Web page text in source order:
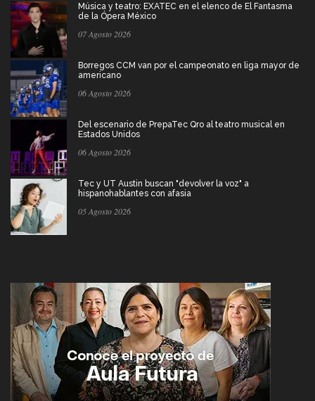
Música y teatro: EXATEC en el elenco de El Fantasma
de la Ópera México
07 Agosto 2026
Borregos CCM van por el campeonato en liga mayor de
americano
06 Agosto 2026
Del escenario de PrepaTec Qro al teatro musical en
Estados Unidos
06 Agosto 2026
Tec y UT Austin buscan "devolver la voz" a
hispanohablantes con afasia
05 Agosto 2026